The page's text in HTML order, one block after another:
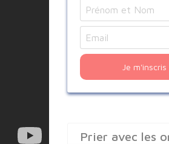
Je m'inscris
Prier avec les